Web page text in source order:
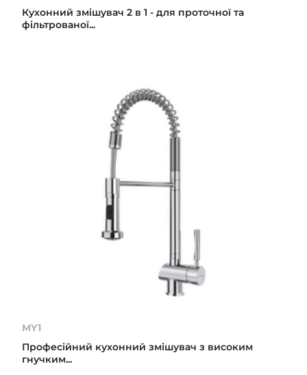
Кухонний змішувач 2 в 1 - для проточної та
фільтрованої...
MY1
Професійний кухонний змішувач з високим
гнучким...